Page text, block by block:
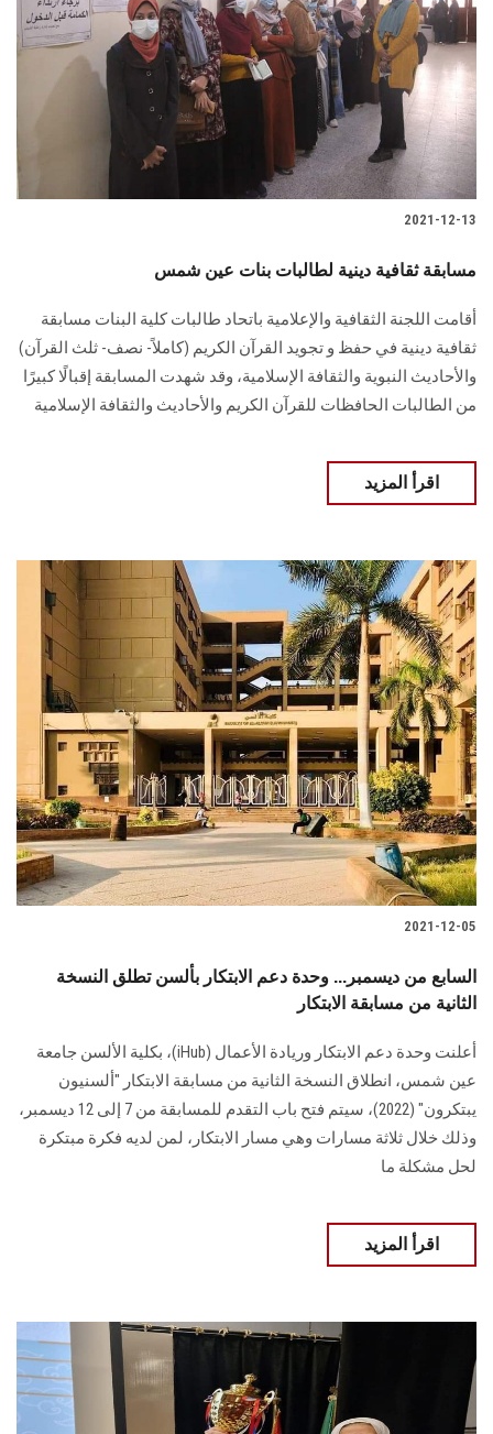
2021-12-13
مسابقة ثقافية دينية لطالبات بنات عين شمس
أقامت اللجنة الثقافية والإعلامية باتحاد طالبات كلية البنات مسابقة
ثقافية دينية في حفظ و تجويد القرآن الكريم (كاملاً- نصف- ثلث القرآن)
والأحاديث النبوية والثقافة الإسلامية، وقد شهدت المسابقة إقبالًا كبيرًا
من الطالبات الحافظات للقرآن الكريم والأحاديث والثقافة الإسلامية
اقرأ المزيد
2021-12-05
السابع من ديسمبر... وحدة دعم الابتكار بألسن تطلق النسخة
الثانية من مسابقة الابتكار
أعلنت وحدة دعم الابتكار وريادة الأعمال (iHub)، بكلية الألسن جامعة
عين شمس، انطلاق النسخة الثانية من مسابقة الابتكار "ألسنيون
يبتكرون" (2022)، سيتم فتح باب التقدم للمسابقة من 7 إلى 12 ديسمبر،
وذلك خلال ثلاثة مسارات وهي مسار الابتكار، لمن لديه فكرة مبتكرة
لحل مشكلة ما
اقرأ المزيد